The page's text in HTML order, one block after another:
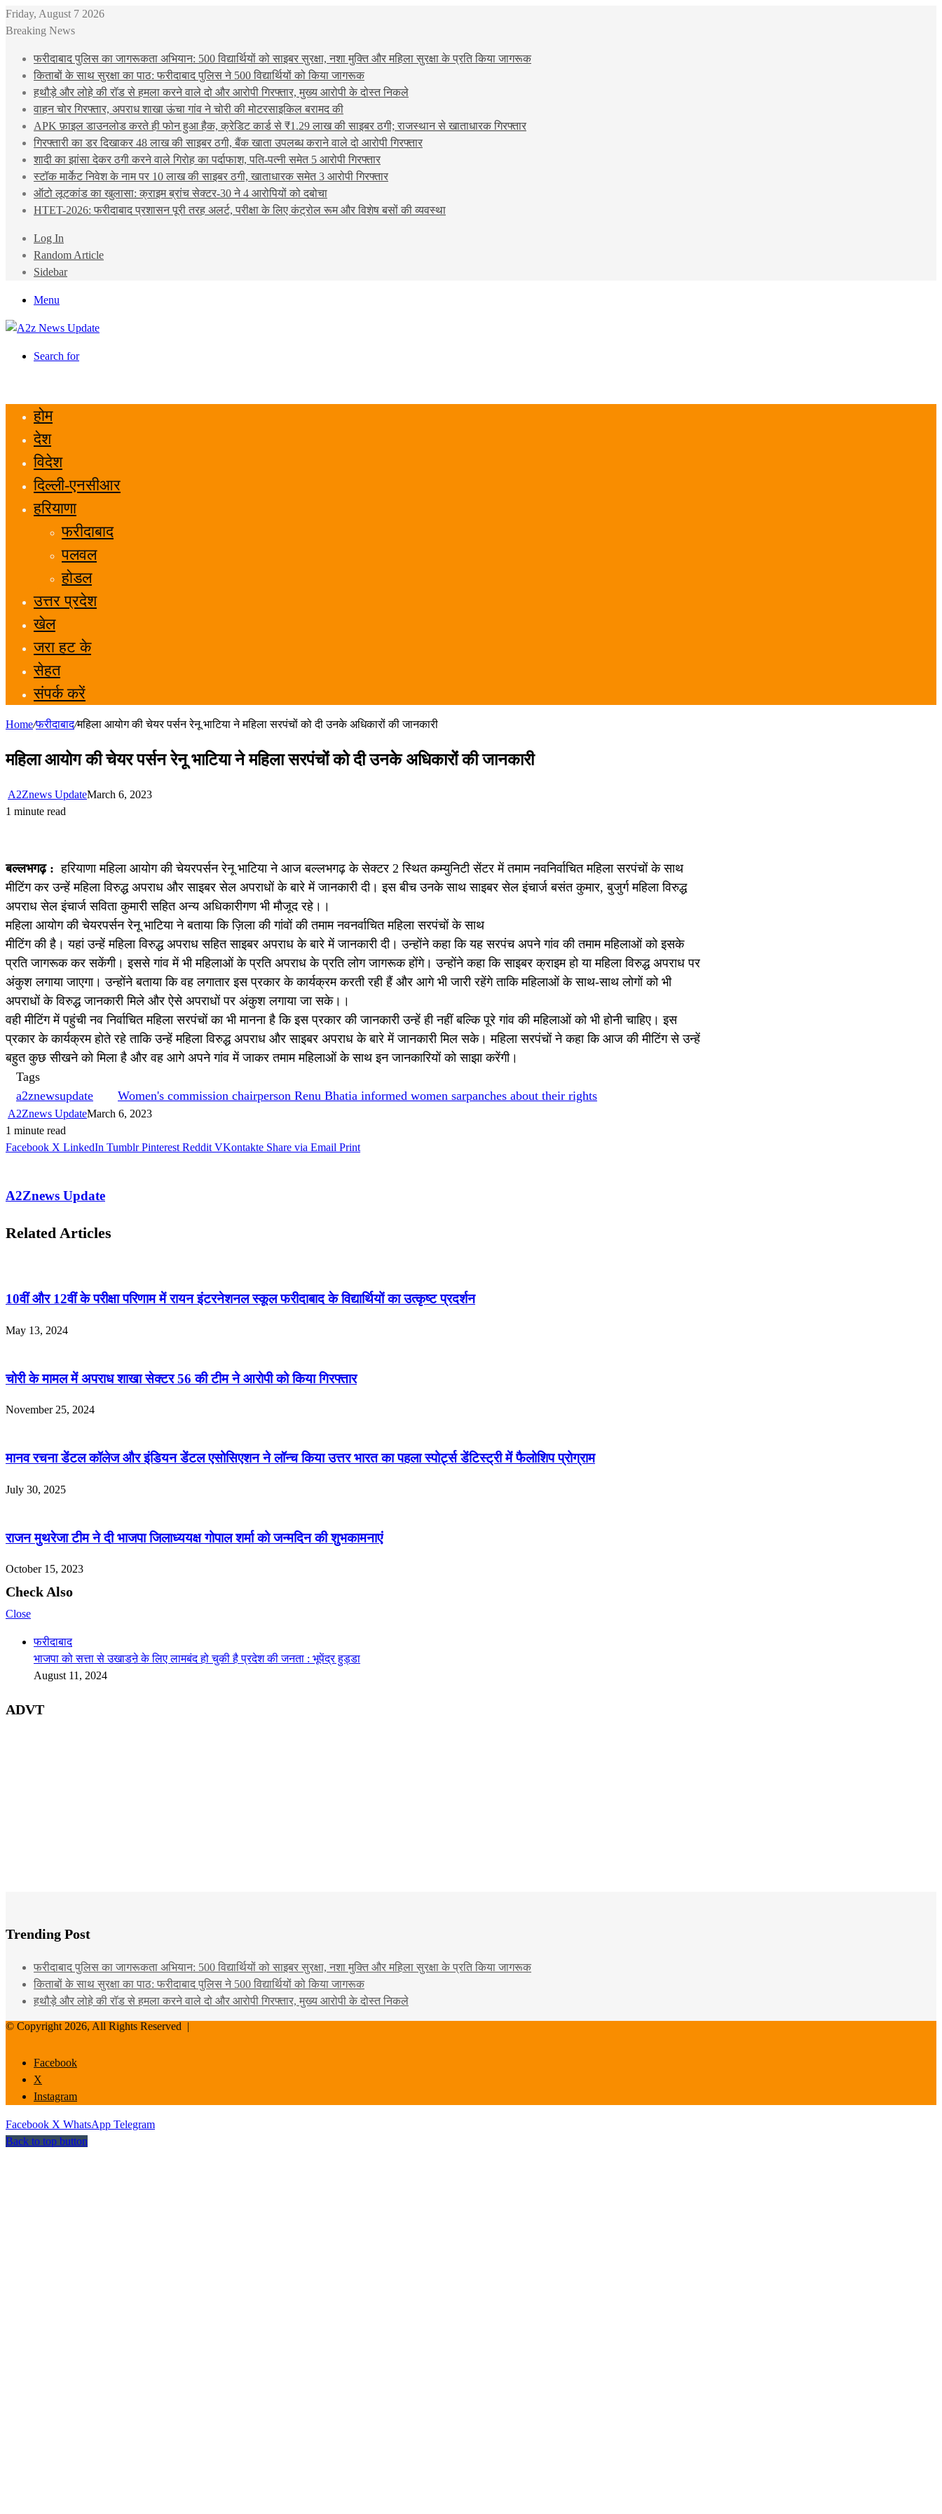
Friday, August 7 2026
Breaking News
फरीदाबाद पुलिस का जागरूकता अभियान: 500 विद्यार्थियों को साइबर सुरक्षा, नशा मुक्ति और महिला सुरक्षा के प्रति किया जागरूक
किताबों के साथ सुरक्षा का पाठ: फरीदाबाद पुलिस ने 500 विद्यार्थियों को किया जागरूक
हथौड़े और लोहे की रॉड से हमला करने वाले दो और आरोपी गिरफ्तार, मुख्य आरोपी के दोस्त निकले
वाहन चोर गिरफ्तार, अपराध शाखा ऊंचा गांव ने चोरी की मोटरसाइकिल बरामद की
APK फ़ाइल डाउनलोड करते ही फोन हुआ हैक, क्रेडिट कार्ड से ₹1.29 लाख की साइबर ठगी; राजस्थान से खाताधारक गिरफ्तार
गिरफ्तारी का डर दिखाकर 48 लाख की साइबर ठगी, बैंक खाता उपलब्ध कराने वाले दो आरोपी गिरफ्तार
शादी का झांसा देकर ठगी करने वाले गिरोह का पर्दाफाश, पति-पत्नी समेत 5 आरोपी गिरफ्तार
स्टॉक मार्केट निवेश के नाम पर 10 लाख की साइबर ठगी, खाताधारक समेत 3 आरोपी गिरफ्तार
ऑटो लूटकांड का खुलासा: क्राइम ब्रांच सेक्टर-30 ने 4 आरोपियों को दबोचा
HTET-2026: फरीदाबाद प्रशासन पूरी तरह अलर्ट, परीक्षा के लिए कंट्रोल रूम और विशेष बसों की व्यवस्था
Log In
Random Article
Sidebar
Menu
Search for
होम
देश
विदेश
दिल्ली-एनसीआर
हरियाणा
फरीदाबाद
पलवल
होडल
उत्तर प्रदेश
खेल
जरा हट के
सेहत
संपर्क करें
Home/फरीदाबाद/महिला आयोग की चेयर पर्सन रेनू भाटिया ने महिला सरपंचों को दी उनके अधिकारों की जानकारी
महिला आयोग की चेयर पर्सन रेनू भाटिया ने महिला सरपंचों को दी उनके अधिकारों की जानकारी
A2Znews UpdateMarch 6, 2023
1 minute read
बल्लभगढ़ : हरियाणा महिला आयोग की चेयरपर्सन रेनू भाटिया ने आज बल्लभगढ़ के सेक्टर 2 स्थित कम्युनिटी सेंटर में तमाम नवनिर्वाचित महिला सरपंचों के साथ
मीटिंग कर उन्हें महिला विरुद्ध अपराध और साइबर सेल अपराधों के बारे में जानकारी दी। इस बीच उनके साथ साइबर सेल इंचार्ज बसंत कुमार, बुजुर्ग महिला विरुद्ध
अपराध सेल इंचार्ज सविता कुमारी सहित अन्य अधिकारीगण भी मौजूद रहे।।
महिला आयोग की चेयरपर्सन रेनू भाटिया ने बताया कि ज़िला की गांवों की तमाम नवनर्वाचित महिला सरपंचों के साथ
मीटिंग की है। यहां उन्हें महिला विरुद्ध अपराध सहित साइबर अपराध के बारे में जानकारी दी। उन्होंने कहा कि यह सरपंच अपने गांव की तमाम महिलाओं को इसके
प्रति जागरूक कर सकेंगी। इससे गांव में भी महिलाओं के प्रति अपराध के प्रति लोग जागरूक होंगे। उन्होंने कहा कि साइबर क्राइम हो या महिला विरुद्ध अपराध पर
अंकुश लगाया जाएगा। उन्होंने बताया कि वह लगातार इस प्रकार के कार्यक्रम करती रही हैं और आगे भी जारी रहेंगे ताकि महिलाओं के साथ-साथ लोगों को भी
अपराधों के विरुद्ध जानकारी मिले और ऐसे अपराधों पर अंकुश लगाया जा सके।।
वही मीटिंग में पहुंची नव निर्वाचित महिला सरपंचों का भी मानना है कि इस प्रकार की जानकारी उन्हें ही नहीं बल्कि पूरे गांव की महिलाओं को भी होनी चाहिए। इस
प्रकार के कार्यक्रम होते रहे ताकि उन्हें महिला विरुद्ध अपराध और साइबर अपराध के बारे में जानकारी मिल सके। महिला सरपंचों ने कहा कि आज की मीटिंग से उन्हें
बहुत कुछ सीखने को मिला है और वह आगे अपने गांव में जाकर तमाम महिलाओं के साथ इन जानकारियों को साझा करेंगी।
Tags
a2znewsupdate
Women's commission chairperson Renu Bhatia informed women sarpanches about their rights
A2Znews UpdateMarch 6, 2023
1 minute read
Facebook X LinkedIn Tumblr Pinterest Reddit VKontakte Share via Email Print
A2Znews Update
Related Articles
10वीं और 12वीं के परीक्षा परिणाम में रायन इंटरनेशनल स्कूल फरीदाबाद के विद्यार्थियों का उत्कृष्ट प्रदर्शन
May 13, 2024
चोरी के मामल में अपराध शाखा सेक्टर 56 की टीम ने आरोपी को किया गिरफ्तार
November 25, 2024
मानव रचना डेंटल कॉलेज और इंडियन डेंटल एसोसिएशन ने लॉन्च किया उत्तर भारत का पहला स्पोर्ट्स डेंटिस्ट्री में फैलोशिप प्रोग्राम
July 30, 2025
राजन मुथरेजा टीम ने दी भाजपा जिलाध्ययक्ष गोपाल शर्मा को जन्मदिन की शुभकामनाएं
October 15, 2023
Check Also
Close
फरीदाबाद
भाजपा को सत्ता से उखाडऩे के लिए लामबंद हो चुकी है प्रदेश की जनता : भूपेंद्र हुड्डा
August 11, 2024
ADVT
Trending Post
फरीदाबाद पुलिस का जागरूकता अभियान: 500 विद्यार्थियों को साइबर सुरक्षा, नशा मुक्ति और महिला सुरक्षा के प्रति किया जागरूक
किताबों के साथ सुरक्षा का पाठ: फरीदाबाद पुलिस ने 500 विद्यार्थियों को किया जागरूक
हथौड़े और लोहे की रॉड से हमला करने वाले दो और आरोपी गिरफ्तार, मुख्य आरोपी के दोस्त निकले
© Copyright 2026, All Rights Reserved |
Facebook
X
Instagram
Facebook X WhatsApp Telegram
Back to top button